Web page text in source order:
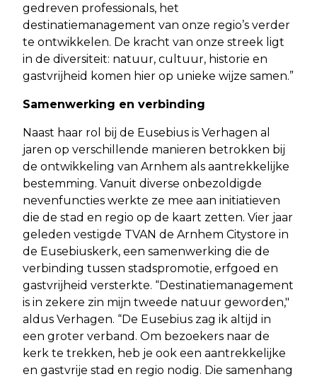
gedreven professionals, het
destinatiemanagement van onze regio’s verder
te ontwikkelen. De kracht van onze streek ligt
in de diversiteit: natuur, cultuur, historie en
gastvrijheid komen hier op unieke wijze samen.”
Samenwerking en verbinding
Naast haar rol bij de Eusebius is Verhagen al
jaren op verschillende manieren betrokken bij
de ontwikkeling van Arnhem als aantrekkelijke
bestemming. Vanuit diverse onbezoldigde
nevenfuncties werkte ze mee aan initiatieven
die de stad en regio op de kaart zetten. Vier jaar
geleden vestigde TVAN de Arnhem Citystore in
de Eusebiuskerk, een samenwerking die de
verbinding tussen stadspromotie, erfgoed en
gastvrijheid versterkte. “Destinatiemanagement
is in zekere zin mijn tweede natuur geworden,"
aldus Verhagen. “De Eusebius zag ik altijd in
een groter verband. Om bezoekers naar de
kerk te trekken, heb je ook een aantrekkelijke
en gastvrije stad en regio nodig. Die samenhang